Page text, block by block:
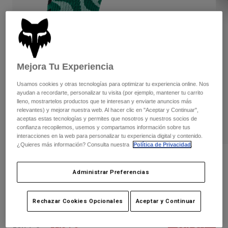
Pantalones largos
Pantalones cortos
Chaquetas y chalecos
Guantes
Protecciones
Gafas de protección
Calcetines
Pantalones
Guantes
Chaquetas
Protecciones
Gafas de protección
Calcetines
Mochilas y accesorios
Recambios
Camisas
Ver todo
Mujer
Camisetas y tops
Sudaderas
Chaquetas
Pantalones
Camisas
Protecciones
Gafas de Protección
Calcetines
Ver todo
Moto
Cascos
Camisetas
Protecciones
Guantes
Opiniones
Calcetines Ranger Frequency 6'' (15cm)
N.º de artículo33260-391-S/M
Price reduced from
16,99 € 11,04 € 35% OFF
Mejora Tu Experiencia
Usamos cookies y otras tecnologías para optimizar tu experiencia online. Nos
ayudan a recordarte, personalizar tu visita (por ejemplo, mantener tu carrito
lleno, mostrartelos productos que te interesan y enviarte anuncios más
relevantes) y mejorar nuestra web. Al hacer clic en "Aceptar y Continuar",
aceptas estas tecnologías y permites que nosotros y nuestros socios de
confianza recopilemos, usemos y compartamos información sobre tus
interacciones en la web para personalizar tu experiencia digital y contenido.
¿Quieres más información? Consulta nuestra
Política de Privacidad
Administrar Preferencias
Rechazar Cookies Opcionales Aceptar y Continuar